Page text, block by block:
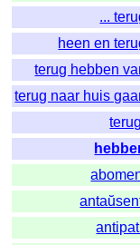
...
heen en
terug hebben
terug naar huis